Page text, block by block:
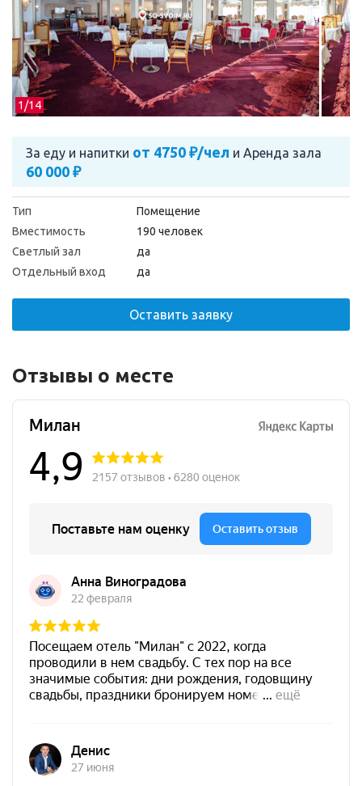
1/14
За еду и напитки от 4750 ₽/чел и Аренда зала
60 000 ₽
Тип
Помещение
Вместимость
190 человек
Светлый зал
да
Отдельный вход
да
Оставить заявку
Отзывы о месте